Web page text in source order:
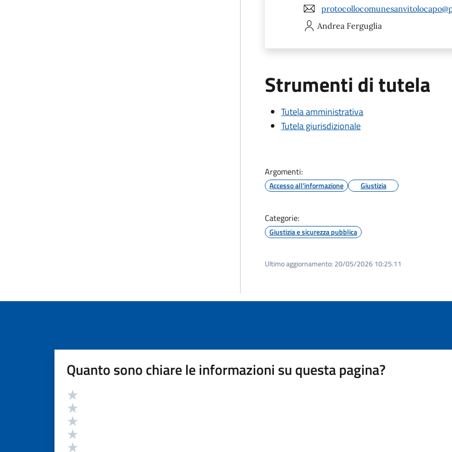
Andrea Ferguglia
Strumenti di tutela
Tutela amministrativa
Tutela giurisdizionale
Argomenti:
Accesso all'informazione Giustizia
Categorie:
Giustizia e sicurezza pubblica
Ultimo aggiornamento: 20/05/2026 10:25.11
Quanto sono chiare le informazioni su questa pagina?
Valutazione